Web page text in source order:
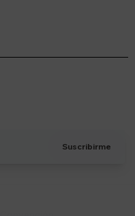
Suscribirme